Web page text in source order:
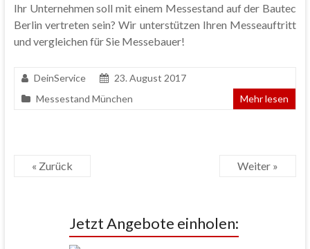
Ihr Unternehmen soll mit einem Messestand auf der Bautec
Berlin vertreten sein? Wir unterstützen Ihren Messeauftritt
und vergleichen für Sie Messebauer!
DeinService
23. August 2017
Messestand München
Mehr lesen
« Zurück Weiter »
Jetzt Angebote einholen: